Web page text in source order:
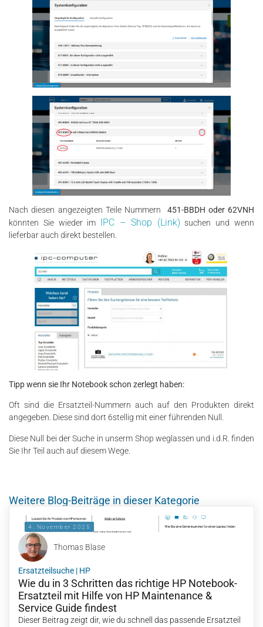
Nach diesen angezeigten Teile Nummern 451-BBDH oder 62VNH
könnten Sie wieder im
IPC – Shop (Link) suchen und wenn
lieferbar auch direkt bestellen.
Tipp wenn sie Ihr Notebook schon zerlegt haben:
Oft sind die Ersatzteil-Nummern auch auf den Produkten direkt
angegeben. Diese sind dort 6stellig mit einer führenden Null.
Diese Null bei der Suche in unserm Shop weglassen und i.d.R. finden
Sie Ihr Teil auch auf diesem Wege.
Weitere Blog-Beiträge in dieser Kategorie
4. November 2025
Thomas Blase
Ersatzteilsuche | HP
Wie du in 3 Schritten das richtige HP Notebook-
Ersatzteil mit Hilfe von HP Maintenance &
Service Guide findest
Dieser Beitrag zeigt dir, wie du schnell das passende Ersatzteil